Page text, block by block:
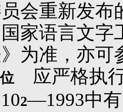
会重新发布
家语言文
为准，亦可
应严格执
2—1993中